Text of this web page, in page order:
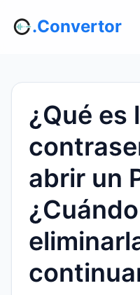
.Convertor
¿Qué es
abrir un